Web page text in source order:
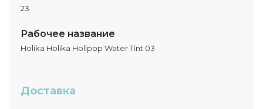
23
Рабочее название
Holika Holika Holipop Water Tint 03
Доставка